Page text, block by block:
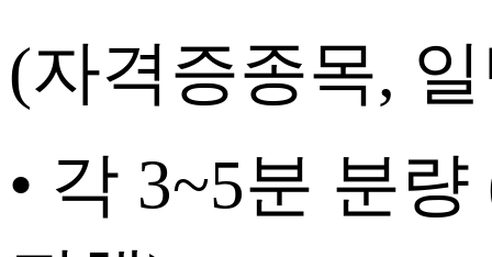
(자격증종목,
• 각 3~5분 분량